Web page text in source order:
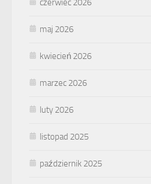
maj 2026
kwiecień 2026
marzec 2026
luty 2026
listopad 2025
październik 2025